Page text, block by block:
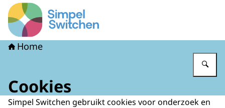
Naar de homepage van Simpel Switchen
Home
Cookies
Simpel Switchen gebruikt cookies voor onderzoek en